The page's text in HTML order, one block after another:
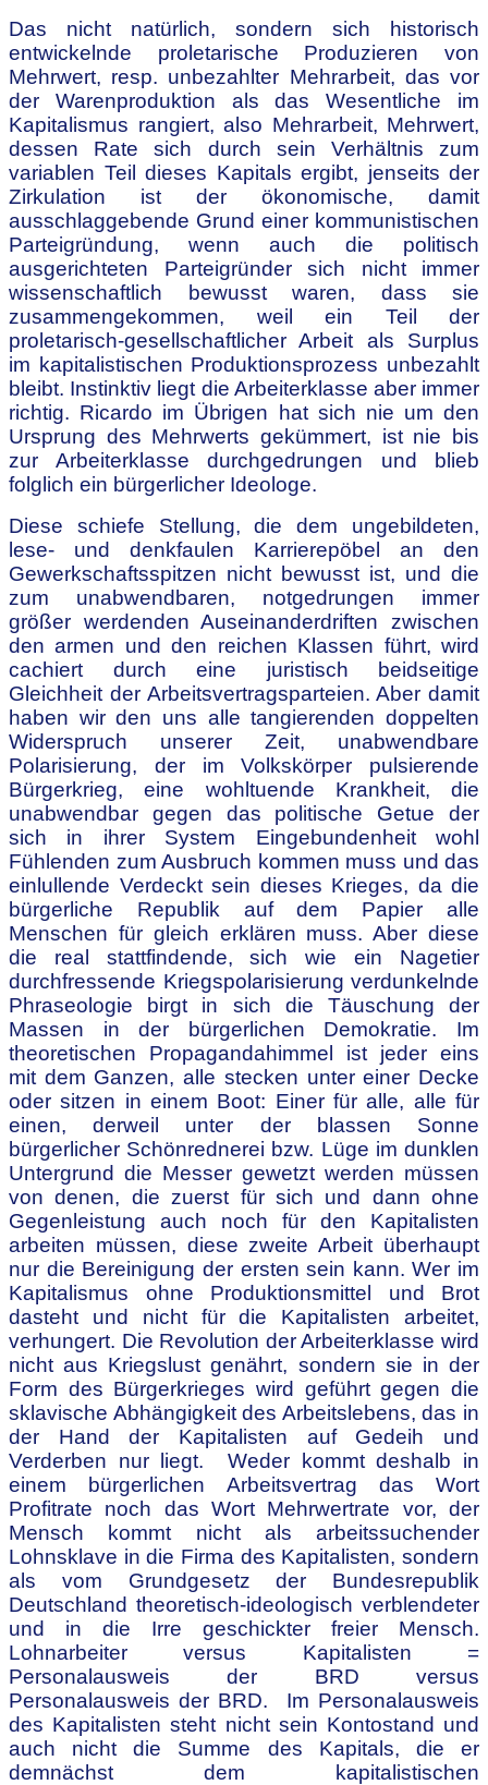
Das nicht natürlich, sondern sich historisch
entwickelnde proletarische Produzieren von
Mehrwert, resp. unbezahlter Mehrarbeit, das vor
der Warenproduktion als das Wesentliche im
Kapitalismus rangiert, also Mehrarbeit, Mehrwert,
dessen Rate sich durch sein Verhältnis zum
variablen Teil dieses Kapitals ergibt, jenseits der
Zirkulation ist der ökonomische, damit
ausschlaggebende Grund einer kommunistischen
Parteigründung, wenn auch die politisch
ausgerichteten Parteigründer sich nicht immer
wissenschaftlich bewusst waren, dass sie
zusammengekommen, weil ein Teil der
proletarisch-gesellschaftlicher Arbeit als Surplus
im kapitalistischen Produktionsprozess unbezahlt
bleibt. Instinktiv liegt die Arbeiterklasse aber immer
richtig. Ricardo im Übrigen hat sich nie um den
Ursprung des Mehrwerts gekümmert, ist nie bis
zur Arbeiterklasse durchgedrungen und blieb
folglich ein bürgerlicher Ideologe.
Diese schiefe Stellung, die dem ungebildeten,
lese- und denkfaulen Karrierepöbel an den
Gewerkschaftsspitzen nicht bewusst ist, und die
zum unabwendbaren, notgedrungen immer
größer werdenden Auseinanderdriften zwischen
den armen und den reichen Klassen führt, wird
cachiert durch eine juristisch beidseitige
Gleichheit der Arbeitsvertragsparteien. Aber damit
haben wir den uns alle tangierenden doppelten
Widerspruch unserer Zeit, unabwendbare
Polarisierung, der im Volkskörper pulsierende
Bürgerkrieg, eine wohltuende Krankheit, die
unabwendbar gegen das politische Getue der
sich in ihrer System Eingebundenheit wohl
Fühlenden zum Ausbruch kommen muss und das
einlullende Verdeckt sein dieses Krieges, da die
bürgerliche Republik auf dem Papier alle
Menschen für gleich erklären muss. Aber diese
die real stattfindende, sich wie ein Nagetier
durchfressende Kriegspolarisierung verdunkelnde
Phraseologie birgt in sich die Täuschung der
Massen in der bürgerlichen Demokratie. Im
theoretischen Propagandahimmel ist jeder eins
mit dem Ganzen, alle stecken unter einer Decke
oder sitzen in einem Boot: Einer für alle, alle für
einen, derweil unter der blassen Sonne
bürgerlicher Schönrednerei bzw. Lüge im dunklen
Untergrund die Messer gewetzt werden müssen
von denen, die zuerst für sich und dann ohne
Gegenleistung auch noch für den Kapitalisten
arbeiten müssen, diese zweite Arbeit überhaupt
nur die Bereinigung der ersten sein kann. Wer im
Kapitalismus ohne Produktionsmittel und Brot
dasteht und nicht für die Kapitalisten arbeitet,
verhungert. Die Revolution der Arbeiterklasse wird
nicht aus Kriegslust genährt, sondern sie in der
Form des Bürgerkrieges wird geführt gegen die
sklavische Abhängigkeit des Arbeitslebens, das in
der Hand der Kapitalisten auf Gedeih und
Verderben nur liegt. Weder kommt deshalb in
einem bürgerlichen Arbeitsvertrag das Wort
Profitrate noch das Wort Mehrwertrate vor, der
Mensch kommt nicht als arbeitssuchender
Lohnsklave in die Firma des Kapitalisten, sondern
als vom Grundgesetz der Bundesrepublik
Deutschland theoretisch-ideologisch verblendeter
und in die Irre geschickter freier Mensch.
Lohnarbeiter versus Kapitalisten =
Personalausweis der BRD versus
Personalausweis der BRD. Im Personalausweis
des Kapitalisten steht nicht sein Kontostand und
auch nicht die Summe des Kapitals, die er
demnächst dem kapitalistischen